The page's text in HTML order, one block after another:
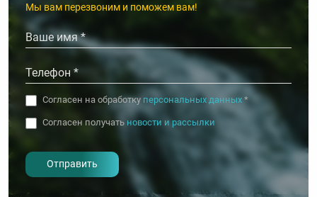
Мы вам перезвоним и поможем вам!
Согласен на обработку персональных данных *
Согласен получать новости и рассылки